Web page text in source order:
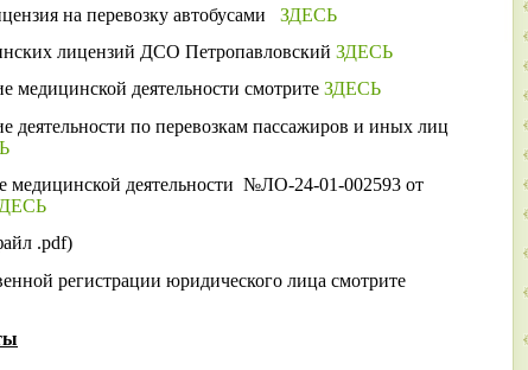
на перевозку автобусами
ЗДЕСЬ
лицензий ДСО Петропавловский ЗДЕСЬ
медицинской деятельности смотрите ЗДЕСЬ
деятельности по перевозкам пассажиров и иных лиц
медицинской деятельности №ЛО-24-01-002593 от
.pdf)
регистрации юридического лица смотрите